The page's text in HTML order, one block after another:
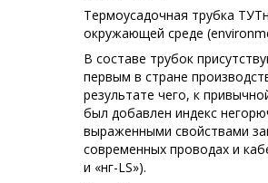
Термоусадочная трубка
окружающей среде
В составе трубок
первым в стране
результате чего, к
был добавлен индекс
выраженными свойствами
современных проводах и
и «нг-LS»).